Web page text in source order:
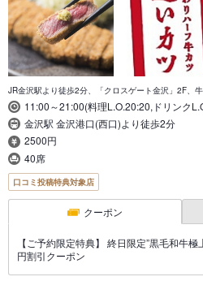
JR金沢駅より徒歩2分、「クロスゲート金沢」2F、牛
11:00～21:00(料理L.O.20:20,ドリンク
金沢駅 金沢港口(西口)より徒歩2分
2500円
40席
口コミ投稿特典対象店
クーポン
【ご予約限定特典】 終日限定”黒毛和牛
円割引クーポン